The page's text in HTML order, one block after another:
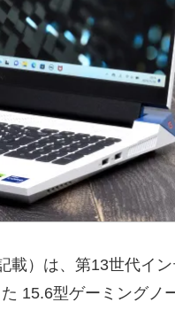
載）は、第13世代イ
15.6型ゲーミングノ